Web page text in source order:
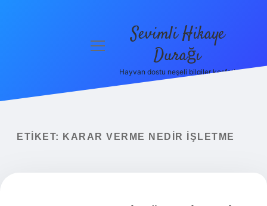
menüyü
Sevimli Hikaye
Durağı
Hayvan dostu neşeli bilgiler keşfet!
ETIKET: KARAR VERME NEDIR IŞLETME